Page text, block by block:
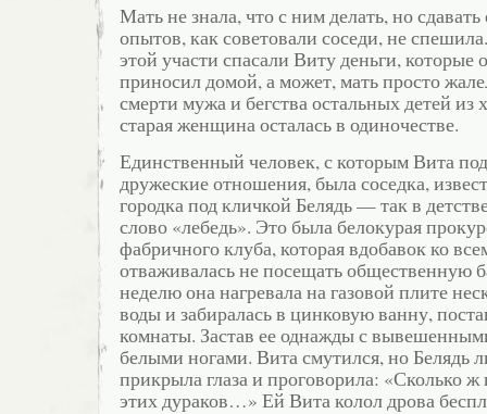
Мать не знала, что с ним делать, но
опытов, как советовали соседи, не
этой участи спасали Виту деньги, которые
приносил домой, а может, мать просто
смерти мужа и бегства остальных детей из
старая женщина осталась в одиночестве.
Единственный человек, с которым Вита
дружеские отношения, была соседка,
городка под кличкой Белядь — так в
слово «лебедь». Это была белокурая
фабричного клуба, которая вдобавок ко
отваживалась не посещать общественную
неделю она нагревала на газовой плите
воды и забиралась в цинковую ванну,
комнаты. Застав ее однажды с
белыми ногами. Вита смутился, но Белядь
прикрыла глаза и проговорила: «Сколько ж
этих дураков…» Ей Вита колол дрова